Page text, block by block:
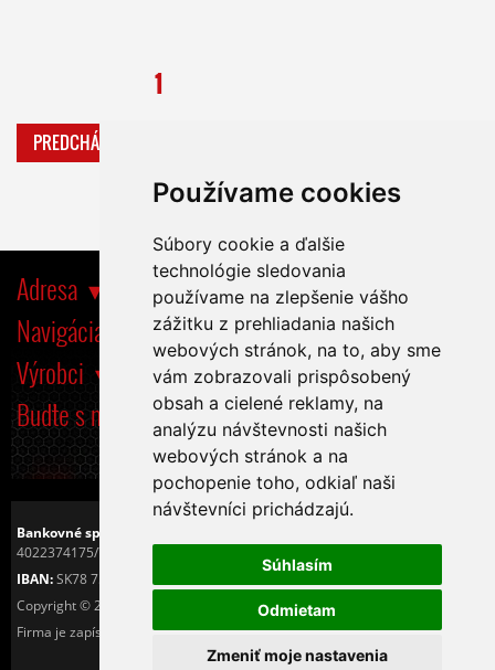
Používame cookies
Súbory cookie a ďalšie
technológie sledovania
používame na zlepšenie vášho
zážitku z prehliadania našich
webových stránok, na to, aby sme
vám zobrazovali prispôsobený
obsah a cielené reklamy, na
analýzu návštevnosti našich
webových stránok a na
pochopenie toho, odkiaľ naši
návštevníci prichádzajú.
Súhlasím
Odmietam
Zmeniť moje nastavenia
PREDCHÁDZAJÚCA
1
Adresa
Navigácia
Výrobci
Buďte s nami tiež na
Bankovné spojenie:
4022374175/7500
IBAN:SK78 7500 0000 0040 2237 4175
Copyright © 2016
Firma je zapísaná v OR Okresného sůdu v Košiciach I. pod číslom 25425/V.